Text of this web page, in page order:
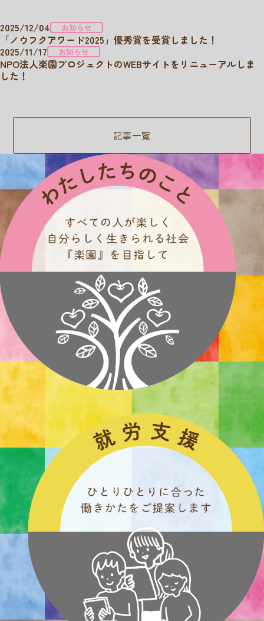
2025/12/04 お知らせ
「ノウフクアワード2025」優秀賞を受賞しました！
2025/11/17
お知らせ
NPO法人楽園プロジェクトのWEBサイトをリニューアルしま
した！
記事一覧